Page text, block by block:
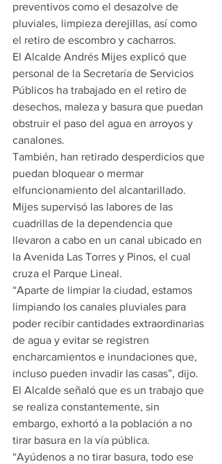
preventivos como el desazolve de
pluviales, limpieza derejillas, así como
el retiro de escombro y cacharros.
El Alcalde Andrés Mijes explicó que
personal de la Secretaría de Servicios
Públicos ha trabajado en el retiro de
desechos, maleza y basura que puedan
obstruir el paso del agua en arroyos y
canalones.
También, han retirado desperdicios que
puedan bloquear o mermar
elfuncionamiento del alcantarillado.
Mijes supervisó las labores de las
cuadrillas de la dependencia que
llevaron a cabo en un canal ubicado en
la Avenida Las Torres y Pinos, el cual
cruza el Parque Lineal.
“Aparte de limpiar la ciudad, estamos
limpiando los canales pluviales para
poder recibir cantidades extraordinarias
de agua y evitar se registren
encharcamientos e inundaciones que,
incluso pueden invadir las casas”, dijo.
El Alcalde señaló que es un trabajo que
se realiza constantemente, sin
embargo, exhortó a la población a no
tirar basura en la vía pública.
“Ayúdenos a no tirar basura, todo ese